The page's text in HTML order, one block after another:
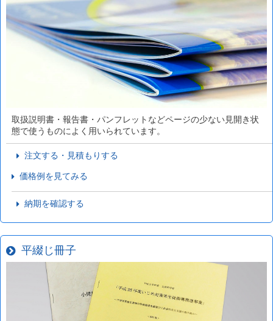
取扱説明書・報告書・パンフレットなどページの少ない見開き状
態で使うものによく用いられています。
注文する・見積もりする
価格例を見てみる
納期を確認する
平綴じ冊子